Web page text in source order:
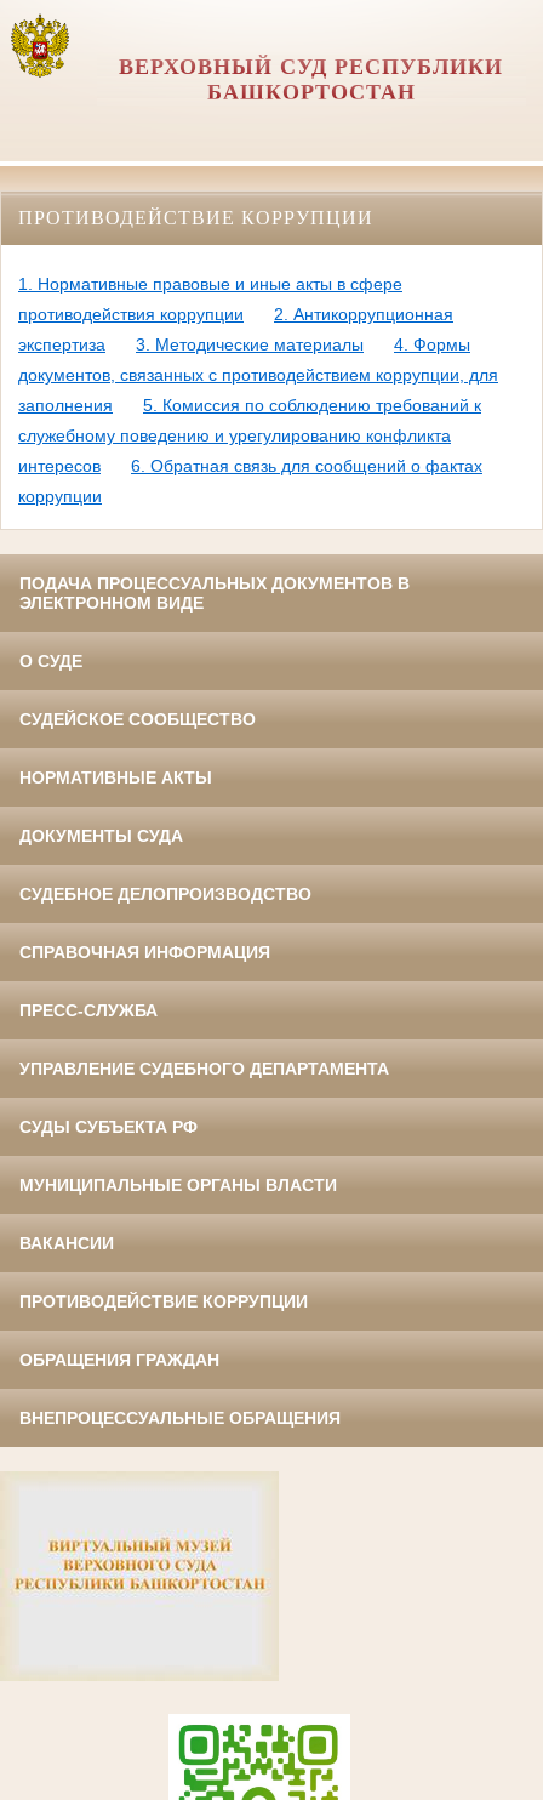
ВЕРХОВНЫЙ СУД РЕСПУБЛИКИ
БАШКОРТОСТАН
ПРОТИВОДЕЙСТВИЕ КОРРУПЦИИ
1. Нормативные правовые и иные акты в сфере
противодействия коррупции
2. Антикоррупционная
экспертиза
3. Методические материалы
4. Формы
документов, связанных с противодействием коррупции, для
заполнения
5. Комиссия по соблюдению требований к
служебному поведению и урегулированию конфликта
интересов
6. Обратная связь для сообщений о фактах
коррупции
ПОДАЧА ПРОЦЕССУАЛЬНЫХ ДОКУМЕНТОВ В
ЭЛЕКТРОННОМ ВИДЕ
О СУДЕ
СУДЕЙСКОЕ СООБЩЕСТВО
НОРМАТИВНЫЕ АКТЫ
ДОКУМЕНТЫ СУДА
СУДЕБНОЕ ДЕЛОПРОИЗВОДСТВО
СПРАВОЧНАЯ ИНФОРМАЦИЯ
ПРЕСС-СЛУЖБА
УПРАВЛЕНИЕ СУДЕБНОГО ДЕПАРТАМЕНТА
СУДЫ СУБЪЕКТА РФ
МУНИЦИПАЛЬНЫЕ ОРГАНЫ ВЛАСТИ
ВАКАНСИИ
ПРОТИВОДЕЙСТВИЕ КОРРУПЦИИ
ОБРАЩЕНИЯ ГРАЖДАН
ВНЕПРОЦЕССУАЛЬНЫЕ ОБРАЩЕНИЯ